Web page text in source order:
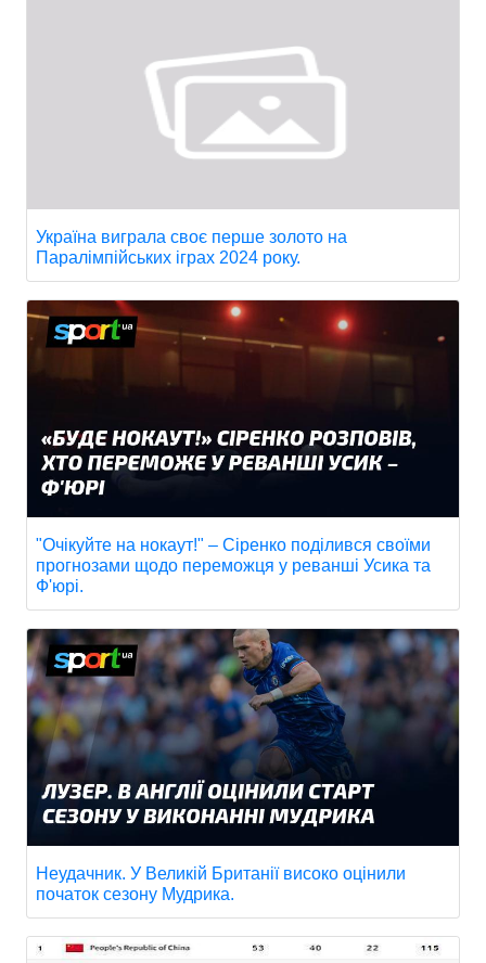
Україна виграла своє перше золото на
Паралімпійських іграх 2024 року.
"Очікуйте на нокаут!" – Сіренко поділився своїми
прогнозами щодо переможця у реванші Усика та
Ф'юрі.
Неудачник. У Великій Британії високо оцінили
початок сезону Мудрика.